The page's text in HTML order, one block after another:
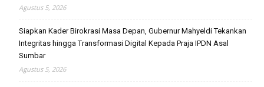
Agustus 5, 2026
Siapkan Kader Birokrasi Masa Depan, Gubernur Mahyeldi Tekankan
Integritas hingga Transformasi Digital Kepada Praja IPDN Asal
Sumbar
Agustus 5, 2026